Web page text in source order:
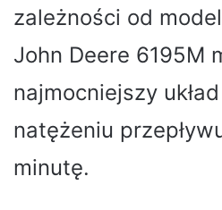
zależności od
John Deere 6195M
najmocniejszy
natężeniu
minutę.